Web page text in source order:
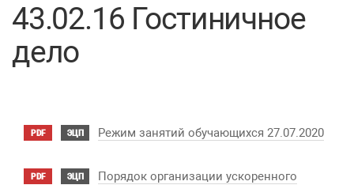
43.02.16 Гостиничное
дело
PDF ЭЦП Режим занятий обучающихся 27.07.2020
PDF ЭЦП
Порядок организации ускоренного